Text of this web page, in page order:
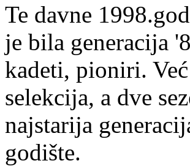
Te davne
je bila generacija
kadeti, pioniri.
selekcija, a dve
najstarija
godište.